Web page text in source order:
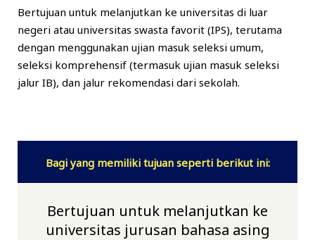
Bertujuan untuk melanjutkan ke universitas di luar
negeri atau universitas swasta favorit (IPS), terutama
dengan menggunakan ujian masuk seleksi umum,
seleksi komprehensif (termasuk ujian masuk seleksi
jalur IB), dan jalur rekomendasi dari sekolah.
Bagi yang memiliki tujuan seperti berikut ini:
Bertujuan untuk melanjutkan ke
universitas jurusan bahasa asing